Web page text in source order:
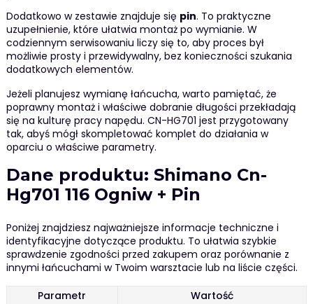
Dodatkowo w zestawie znajduje się pin. To praktyczne
uzupełnienie, które ułatwia montaż po wymianie. W
codziennym serwisowaniu liczy się to, aby proces był
możliwie prosty i przewidywalny, bez konieczności szukania
dodatkowych elementów.
Jeżeli planujesz wymianę łańcucha, warto pamiętać, że
poprawny montaż i właściwe dobranie długości przekładają
się na kulturę pracy napędu. CN-HG701 jest przygotowany
tak, abyś mógł skompletować komplet do działania w
oparciu o właściwe parametry.
Dane produktu: Shimano Cn-
Hg701 116 Ogniw + Pin
Poniżej znajdziesz najważniejsze informacje techniczne i
identyfikacyjne dotyczące produktu. To ułatwia szybkie
sprawdzenie zgodności przed zakupem oraz porównanie z
innymi łańcuchami w Twoim warsztacie lub na liście części.
Parametr
Wartość